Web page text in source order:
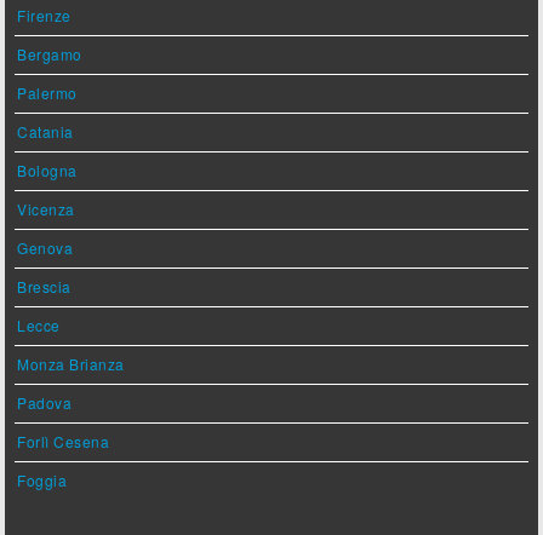
Firenze
Bergamo
Palermo
Catania
Bologna
Vicenza
Genova
Brescia
Lecce
Monza Brianza
Padova
Forlì Cesena
Foggia